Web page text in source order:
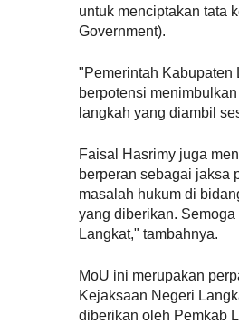
untuk menciptakan tata
Government).
"Pemerintah Kabupaten
berpotensi
langkah yang diambil
Faisal Hasrimy juga
berperan sebagai jaksa
masalah hukum di
yang diberikan.
Langkat," tambahnya.
MoU ini merupakan
Kejaksaan Negeri
diberikan oleh Pemkab